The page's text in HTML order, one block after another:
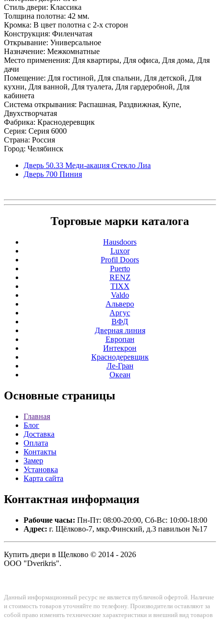
Стиль двери: Классика
Толщина полотна: 42 мм.
Кромка: В цвет полотна с 2-х сторон
Конструкция: Филенчатая
Открывание: Универсальное
Назначение: Межкомнатные
Место применения: Для квартиры, Для офиса, Для дома, Для
дачи
Помещение: Для гостиной, Для спальни, Для детской, Для
кухни, Для ванной, Для туалета, Для гардеробной, Для
кабинета
Система открывания: Распашная, Раздвижная, Купе,
Двухстворчатая
Фабрика: Краснодеревщик
Серия: Серия 6000
Страна: Россия
Город: Челябинск
Дверь 50.33 Меди-акация Стекло Лиа
Дверь 700 Пиния
Торговые марки каталога
Hausdoors
Luxor
Profil Doors
Puerto
RENZ
TIXX
Valdo
Альверо
Аргус
ВФД
Дверная линия
Европан
Интекрон
Краснодеревщик
Ле-Гран
Океан
Основные страницы
Главная
Блог
Доставка
Оплата
Контакты
Замер
Установка
Карта сайта
Контактная информация
Рабочие часы: Пн-Пт: 08:00-20:00, Сб-Вс: 10:00-18:00
Адрес: г. Щёлково-7, мкр.Финский, д.3 павильон №17
Купить двери в Щелково © 2014 - 2026
ООО "Dverikris".
Данный информационный ресурс не является публичной офертой. Наличие
и стоимость товаров уточняйте по телефону. Производители оставляют за
собой право изменять технические характеристики и внешний вид товаров